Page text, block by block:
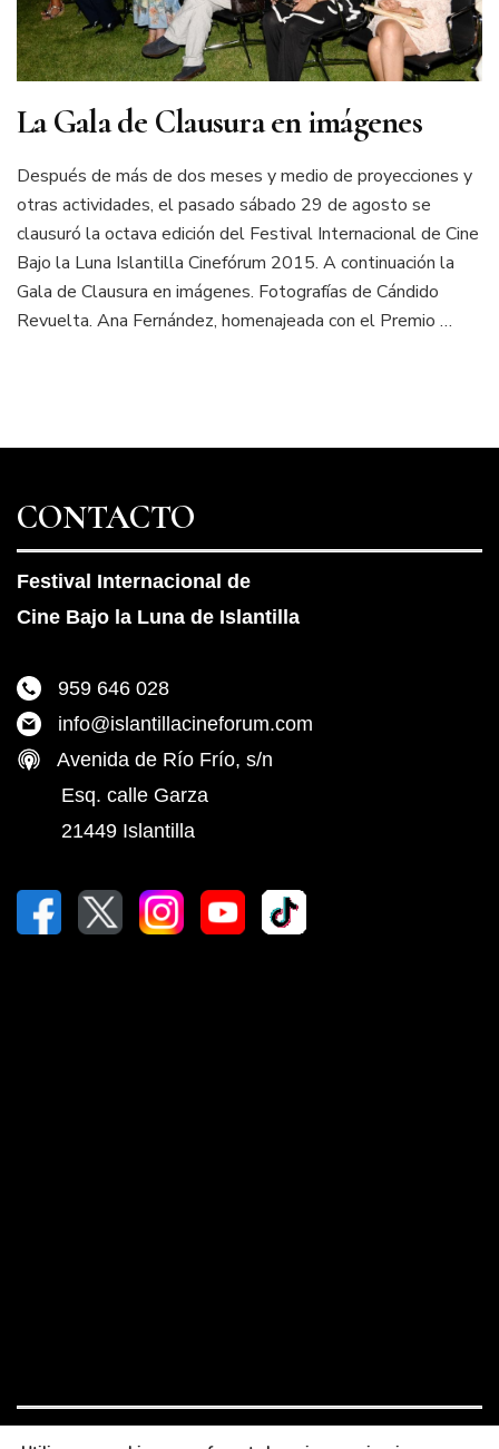
La Gala de Clausura en imágenes
Después de más de dos meses y medio de proyecciones y
otras actividades, el pasado sábado 29 de agosto se
clausuró la octava edición del Festival Internacional de Cine
Bajo la Luna Islantilla Cinefórum 2015. A continuación la
Gala de Clausura en imágenes. Fotografías de Cándido
Revuelta. Ana Fernández, homenajeada con el Premio …
CONTACTO
Festival Internacional de
Cine Bajo la Luna de Islantilla
959 646 028
info@islantillacineforum.com
Avenida de Río Frío, s/n
Esq. calle Garza
21449 Islantilla